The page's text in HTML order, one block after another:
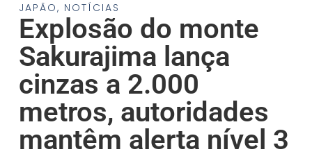
JAPÃO, NOTÍCIAS
Explosão do monte
Sakurajima lança
cinzas a 2.000
metros, autoridades
mantêm alerta nível 3